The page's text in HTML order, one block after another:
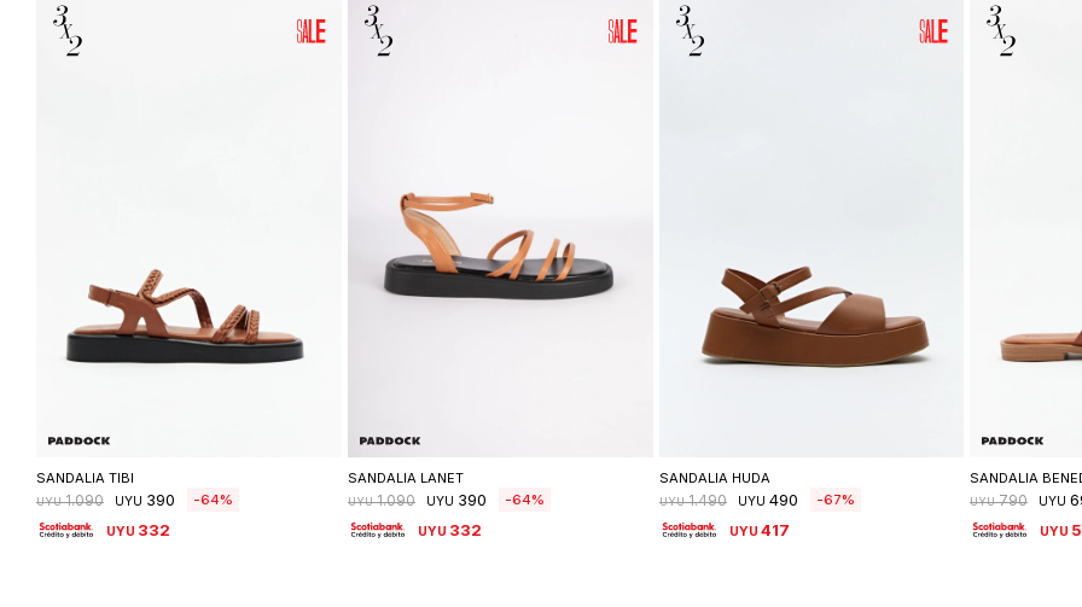
SANDALIA TIBI
UYU 1.090 UYU 390 64
UYU 332
SANDALIA LANET
UYU 1.090 UYU 390 64
UYU 332
SANDALIA HUDA
UYU 1.490 UYU 490 67
UYU 417
SANDALIA
UYU 790 UYU
UYU